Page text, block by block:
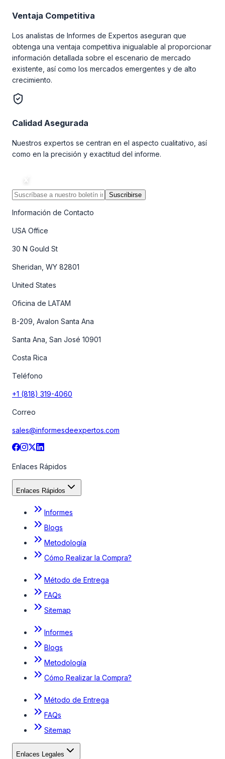
Ventaja Competitiva
Los analistas de Informes de Expertos aseguran que
obtenga una ventaja competitiva inigualable al proporcionar
información detallada sobre el escenario de mercado
existente, así como los mercados emergentes y de alto
crecimiento.
Calidad Asegurada
Nuestros expertos se centran en el aspecto cualitativo, así
como en la precisión y exactitud del informe.
Suscribirse
Información de Contacto
USA Office
30 N Gould St
Sheridan, WY 82801
United States
Oficina de LATAM
B-209, Avalon Santa Ana
Santa Ana, San José 10901
Costa Rica
Teléfono
+1 (818) 319-4060
Correo
sales@informesdeexpertos.com
Enlaces Rápidos
Enlaces Rápidos
Informes
Blogs
Metodología
Cómo Realizar la Compra?
Método de Entrega
FAQs
Sitemap
Informes
Blogs
Metodología
Cómo Realizar la Compra?
Método de Entrega
FAQs
Sitemap
Enlaces Legales